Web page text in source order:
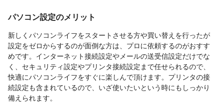
パソコン設定のメリット
新しくパソコンライフをスタートさせる方や買い替えを行ったが
設定をゼロからするのが面倒な方は、プロに依頼するのがおすす
めです。インターネット接続設定やメールの送受信設定だけでな
く、セキュリティ設定やプリンタ接続設定まで任せられるので、
快適にパソコンライフをすぐに楽しんで頂けます。プリンタの接
続設定も含まれているので、いざ使いたいという時にもしっかり
備えられます。